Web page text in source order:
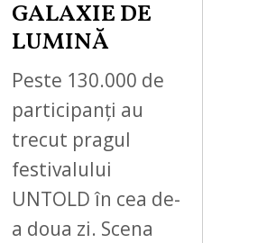
GALAXIE DE
LUMINĂ
Peste 130.000 de
participanți au
trecut pragul
festivalului
UNTOLD în cea de-
a doua zi. Scena